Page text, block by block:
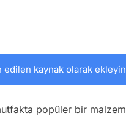
edilen kaynak olarak ekleyin
popüler bir